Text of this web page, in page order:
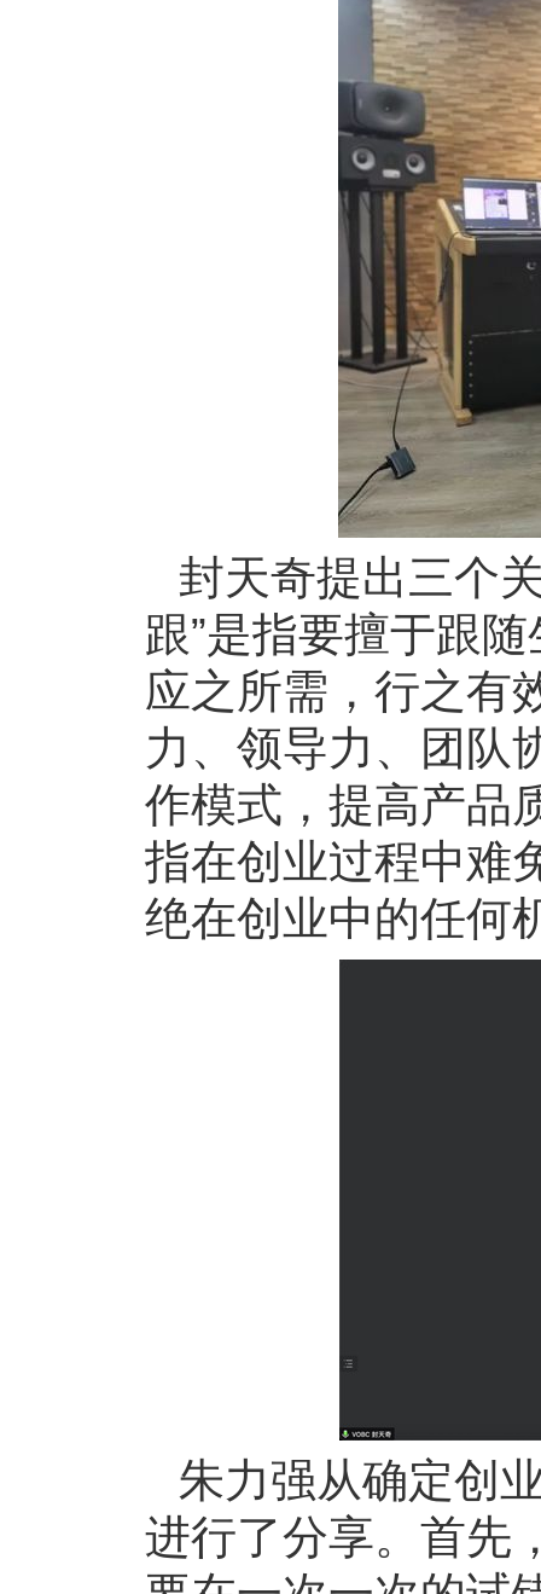
封天奇提出三个
跟”是指要擅于跟
应之所需，行之有
力、领导力、团队
作模式，提高产品
指在创业过程中难
绝在创业中的任何
朱力强从确定创
进行了分享。首先